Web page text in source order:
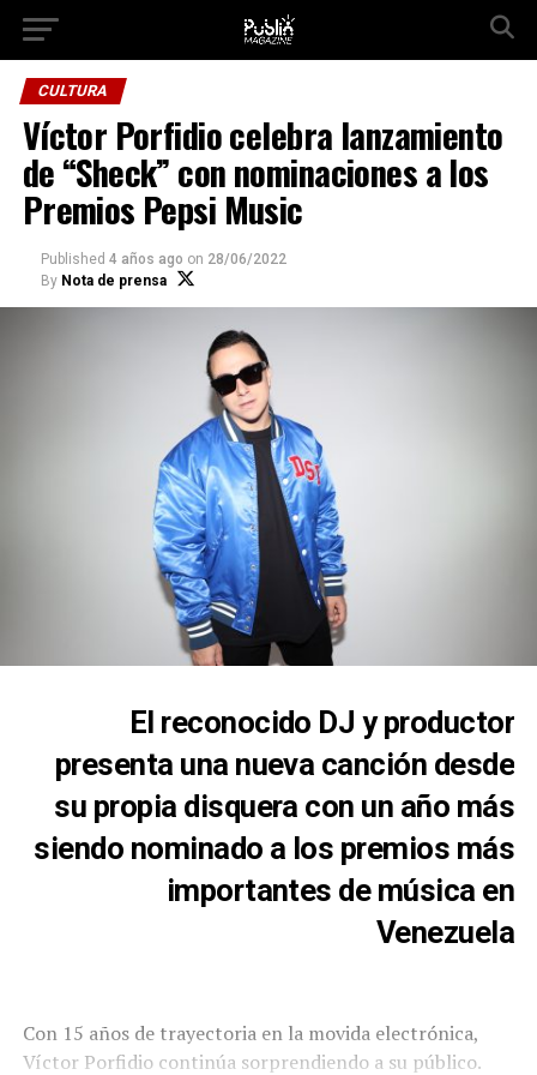
CULTURA
Víctor Porfidio celebra lanzamiento
de “Sheck” con nominaciones a los
Premios Pepsi Music
Published 4 años ago on 28/06/2022
By Nota de prensa
El reconocido DJ y productor
presenta una nueva canción desde
su propia disquera con un año más
siendo nominado a los premios más
importantes de música en
Venezuela
Con 15 años de trayectoria en la movida electrónica,
Víctor Porfidio continúa sorprendiendo a su público.
Ir a la versión móvil